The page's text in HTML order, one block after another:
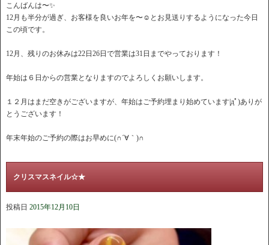
こんばんは〜✨
12月も半分が過ぎ、お客様を良いお年を〜☺️とお見送りするようになった今日
この頃です。
12月、残りのお休みは22日26日で営業は31日までやっております！
年始は６日からの営業となりますのでよろしくお願いします。
１２月はまだ空きがございますが、年始はご予約埋まり始めています|дﾟ)ありが
とうございます！
年末年始のご予約の際はお早めに(∩´∀｀)∩
クリスマスネイル☆★
投稿日 2015年12月10日